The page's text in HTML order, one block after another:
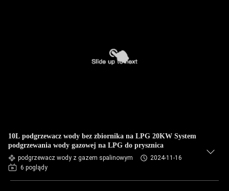
10L podgrzewacz wody bez zbiornika na LPG 20KW System
podgrzewania wody gazowej na LPG do prysznica
podgrzewacz wody z gazem spalinowym
2024-11-16
6 poglądy